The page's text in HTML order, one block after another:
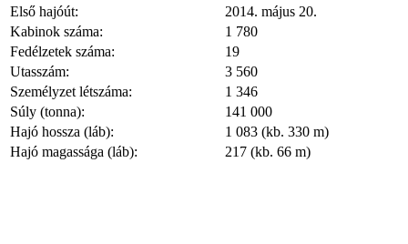
Első hajóút:
2014. május 20.
Kabinok száma:
1 780
Fedélzetek száma:
19
Utasszám:
3 560
Személyzet létszáma:
1 346
Súly (tonna):
141 000
Hajó hossza (láb):
1 083 (kb. 330 m)
Hajó magassága (láb):
217 (kb. 66 m)